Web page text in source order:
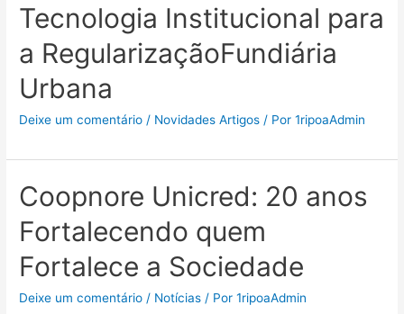
Tecnologia Institucional para
a RegularizaçãoFundiária
Urbana
Deixe um comentário / Novidades Artigos / Por1ripoaAdmin
Coopnore Unicred: 20 anos
Fortalecendo quem
Fortalece a Sociedade
Deixe um comentário / Notícias / Por1ripoaAdmin